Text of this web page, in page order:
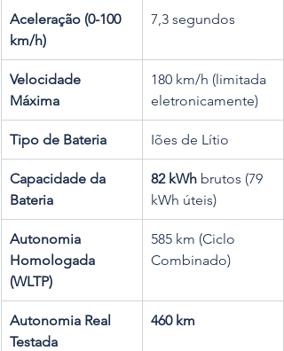
Aceleração (0-100
km/h)
7,3 segundos
Velocidade
Máxima
180 km/h (limitada
eletronicamente)
Tipo de Bateria Iões de Lítio
Capacidade da
Bateria
82 kWh brutos (79
kWh úteis)
Autonomia
Homologada
(WLTP)
585 km (Ciclo
Combinado)
Autonomia Real
Testada
460 km